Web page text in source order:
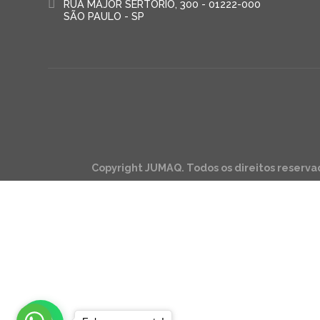
RUA MAJOR SERTÓRIO, 300 - 01222-000
SÃO PAULO - SP
Copyright JUMAQ. Todos os direitos